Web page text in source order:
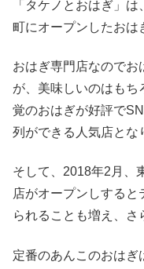
「タケノとおはぎ」
町にオープンしたおは
おはぎ専門店なのでお
が、美味しいのはも
覚のおはぎが好評で
列ができる人気店とな
そして、2018年2月、
店がオープンしする
られることも増え、さ
定番のあんこのおはぎ